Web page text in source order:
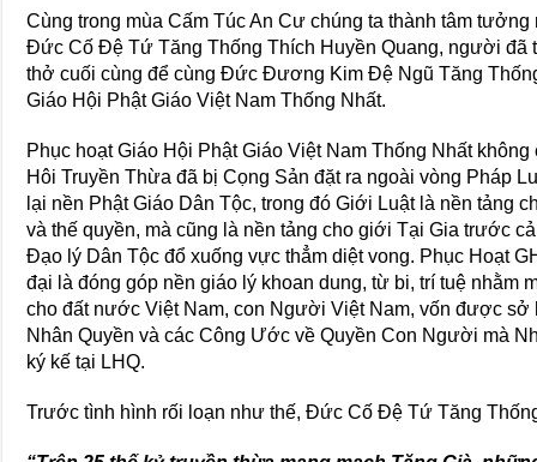
Cùng trong mùa Cấm Túc An Cư chúng ta thành tâm
Đức Cố Đệ Tứ Tăng Thống Thích Huyền Quang, người đã
thở cuối cùng để cùng Đức Đương Kim Đệ Ngũ Tăng
Giáo Hội Phật Giáo Việt Nam Thống Nhất.
Phục hoạt Giáo Hội Phật Giáo Việt Nam Thống Nhất
Hôi Truyền Thừa đã bị Cọng Sản đặt ra ngoài vòng Pháp
lại nền Phật Giáo Dân Tộc, trong đó Giới Luật là nền tảng
và thế quyền, mà cũng là nền tảng cho giới Tại Gia trước
Đạo lý Dân Tộc đổ xuống vực thẳm diệt vong. Phục Hoạt
đại là đóng góp nền giáo lý khoan dung, từ bi, trí tuệ nhằm
cho đất nước Việt Nam, con Người Việt Nam, vốn được sở
Nhân Quyền và các Công Ước về Quyền Con Người mà
ký kế tại LHQ.
Trước tình hình rối loạn như thế, Đức Cố Đệ Tứ Tăng